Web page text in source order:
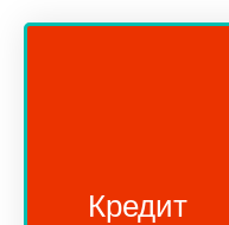
Кредит